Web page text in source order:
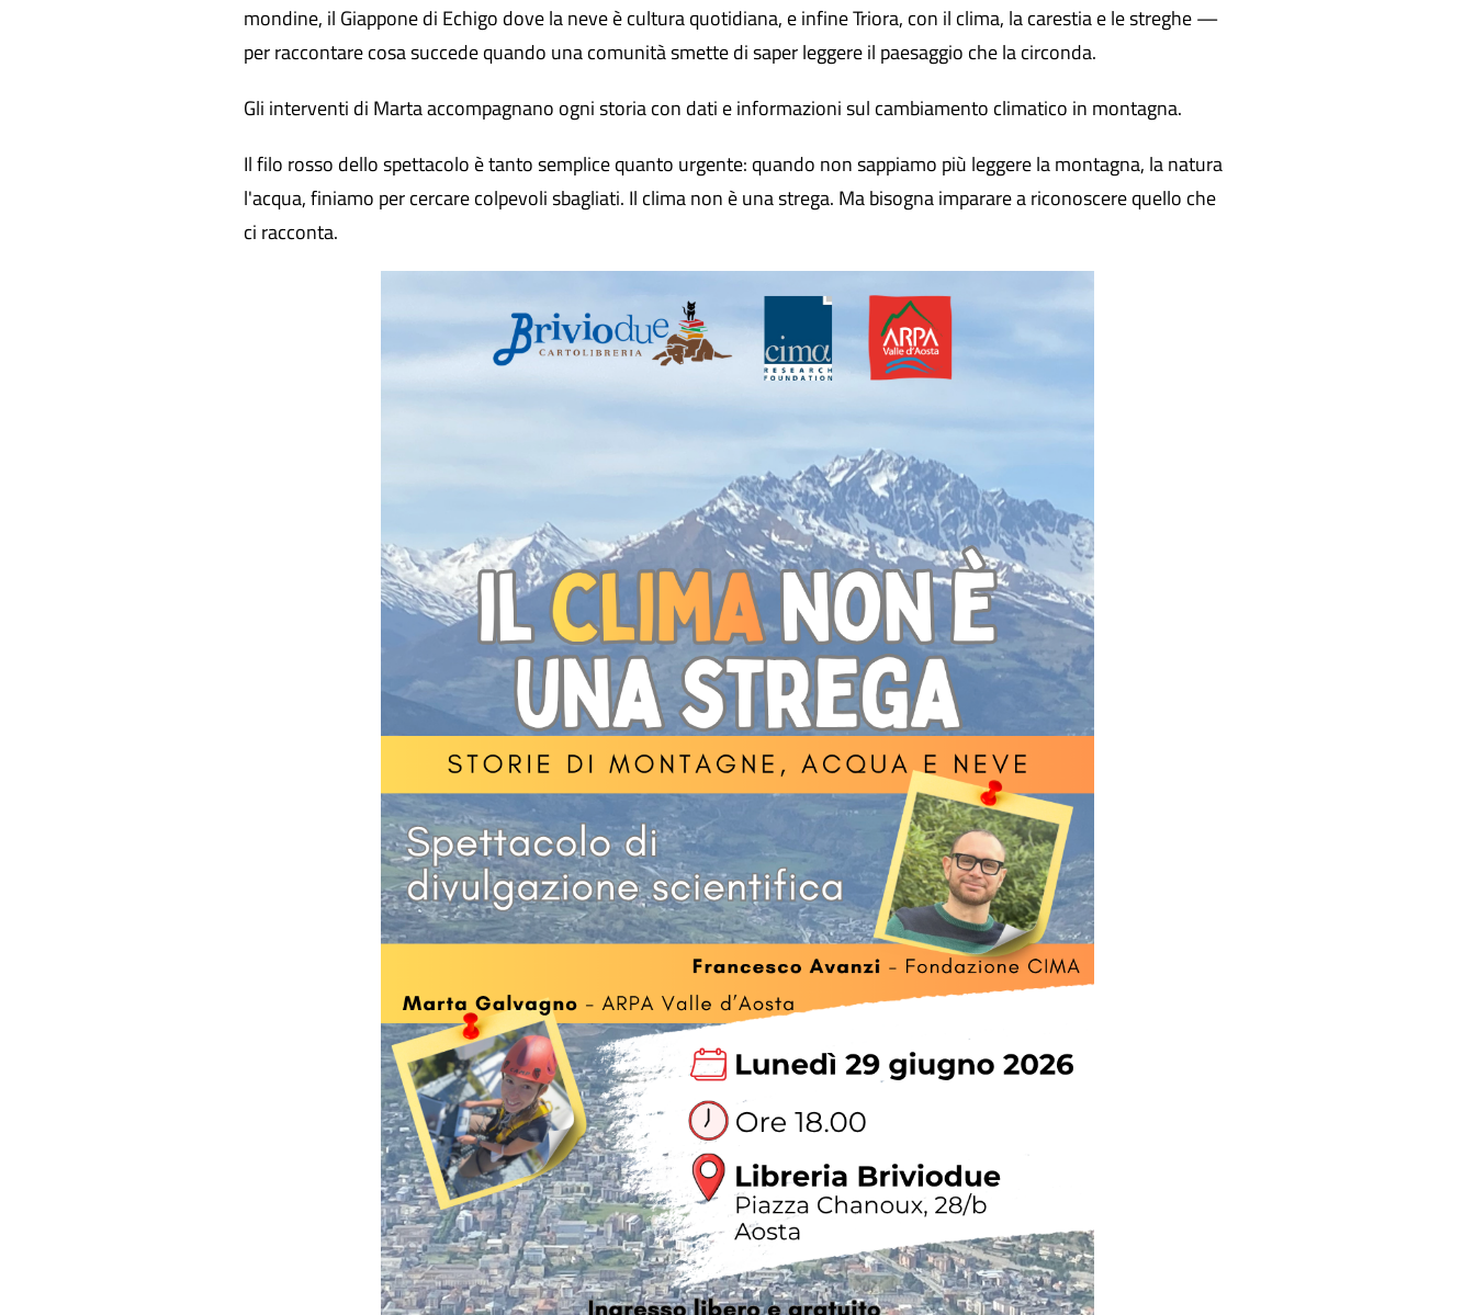
mondine, il Giappone di Echigo dove la neve è cultura quotidiana, e infine Triora, con il clima, la carestia e le streghe —
per raccontare cosa succede quando una comunità smette di saper leggere il paesaggio che la circonda.
Gli interventi di Marta accompagnano ogni storia con dati e informazioni sul cambiamento climatico in montagna.
Il filo rosso dello spettacolo è tanto semplice quanto urgente: quando non sappiamo più leggere la montagna, la natura
l'acqua, finiamo per cercare colpevoli sbagliati. Il clima non è una strega. Ma bisogna imparare a riconoscere quello che
ci racconta.